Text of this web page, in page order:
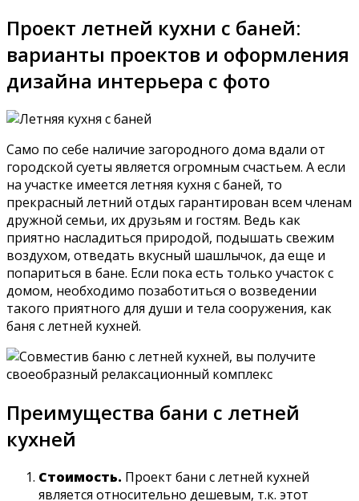
Проект летней кухни с баней:
варианты проектов и оформления
дизайна интерьера с фото
Само по себе наличие загородного дома вдали от
городской суеты является огромным счастьем. А если
на участке имеется летняя кухня с баней, то
прекрасный летний отдых гарантирован всем членам
дружной семьи, их друзьям и гостям. Ведь как
приятно насладиться природой, подышать свежим
воздухом, отведать вкусный шашлычок, да еще и
попариться в бане. Если пока есть только участок с
домом, необходимо позаботиться о возведении
такого приятного для души и тела сооружения, как
баня с летней кухней.
Преимущества бани с летней
кухней
Стоимость. Проект бани с летней кухней
является относительно дешевым, т.к. этот